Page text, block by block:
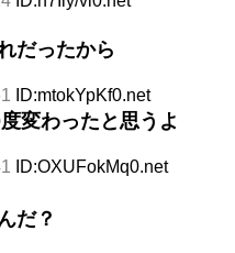
だったから
ID:mtokYpKf0.net
変わったと思うよ
ID:OXUFokMq0.net
だ？